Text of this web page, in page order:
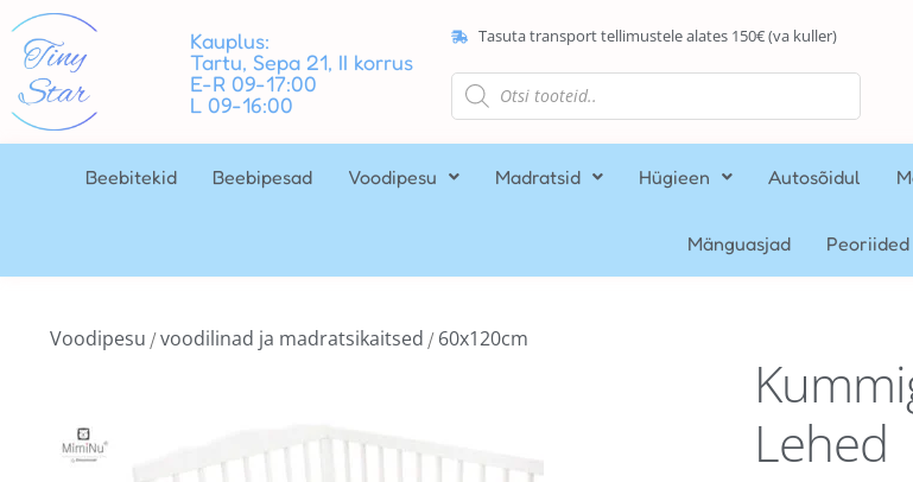
Kauplus:
Tartu, Sepa 21, II korrus
E-R 09-17:00
L 09-16:00
Tasuta transport tellimustele alates 150€ (va kuller)
Beebitekid Beebipesad Voodipesu Madratsid Hügieen Autosõidul
Mänguasjad Peoriided
Voodipesu /voodilinad ja madratsikaitsed / 60x120cm
Lehed